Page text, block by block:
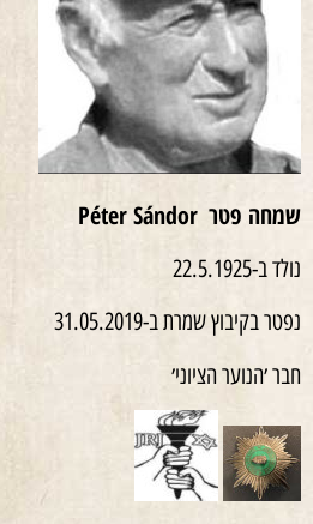
שמחה פטר Péter Sándor
נולד ב-22.5.1925
נפטר בקיבוץ שמרת ב-31.05.2019
חבר ׳הנוער הציוני׳